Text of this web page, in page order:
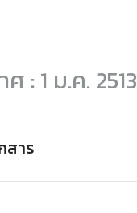
: 1 ม.ค. 2513
สาร